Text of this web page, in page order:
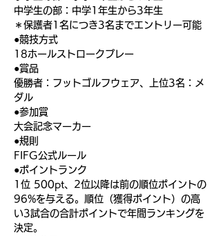
中学生の部：中学1年生から3年生
＊保護者1名につき3名までエントリー可能
●競技方式
18ホールストロークプレー
●賞品
優勝者：フットゴルフウェア、上位3名：メ
ダル
●参加賞
大会記念マーカー
●規則
FIFG公式ルール
●ポイントランク
1位 500pt、2位以降は前の順位ポイントの
96%を与える。順位（獲得ポイント）の高
い3試合の合計ポイントで年間ランキングを
決定。